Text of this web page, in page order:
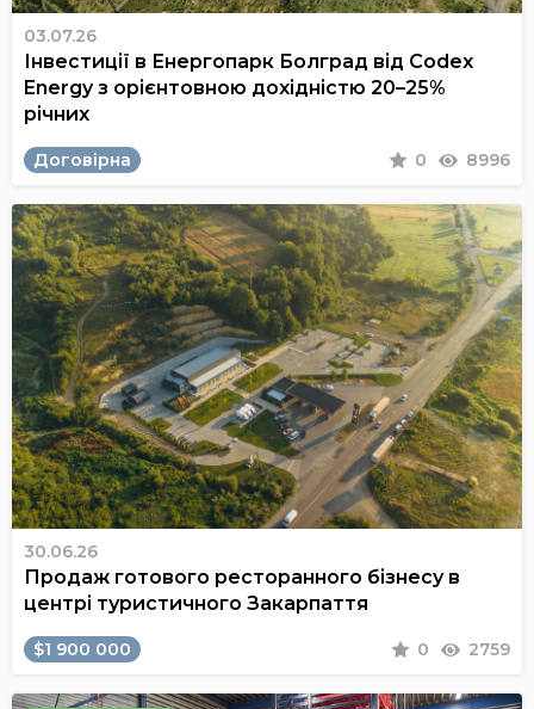
03.07.26
Інвестиції в Енергопарк Болград від Codex
Energy з орієнтовною дохідністю 20–25%
річних
Договірна 0 8996
30.06.26
Продаж готового ресторанного бізнесу в
центрі туристичного Закарпаття
$1 900 000 0 2759